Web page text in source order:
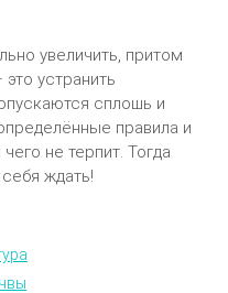
увеличить, притом
устранить
сплошь и
правила и
не терпит. Тогда
ждать!